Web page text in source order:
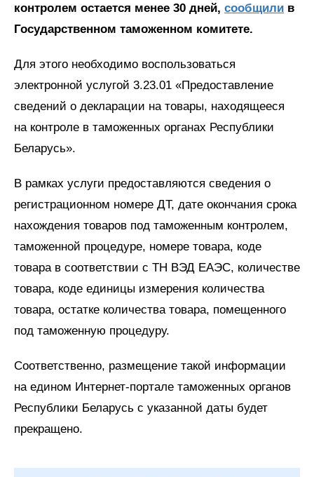
контролем остается менее 30 дней, сообщили в
Государственном таможенном комитете.
Для этого необходимо воспользоваться
электронной услугой 3.23.01 «Предоставление
сведений о декларации на товары, находящееся
на контроле в таможенных органах Республики
Беларусь».
В рамках услуги предоставляются сведения о
регистрационном номере ДТ, дате окончания срока
нахождения товаров под таможенным контролем,
таможенной процедуре, номере товара, коде
товара в соответствии с ТН ВЭД ЕАЭС, количестве
товара, коде единицы измерения количества
товара, остатке количества товара, помещенного
под таможенную процедуру.
Соответственно, размещение такой информации
на едином Интернет-портале таможенных органов
Республики Беларусь с указанной даты будет
прекращено.